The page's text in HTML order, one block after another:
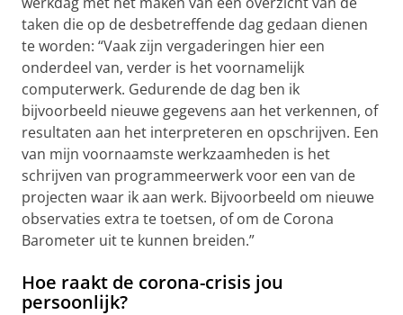
taken die op de desbetreffende dag gedaan dienen
te worden: “Vaak zijn vergaderingen hier een
onderdeel van, verder is het voornamelijk
computerwerk. Gedurende de dag ben ik
bijvoorbeeld nieuwe gegevens aan het verkennen, of
resultaten aan het interpreteren en opschrijven. Een
van mijn voornaamste werkzaamheden is het
schrijven van programmeerwerk voor een van de
projecten waar ik aan werk. Bijvoorbeeld om nieuwe
observaties extra te toetsen, of om de Corona
Barometer uit te kunnen breiden.”
Hoe raakt de corona-crisis jou
persoonlijk?